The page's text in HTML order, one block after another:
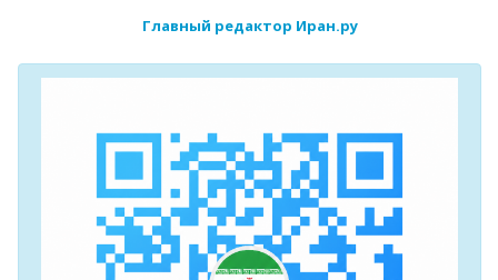
Главный редактор Иран.ру